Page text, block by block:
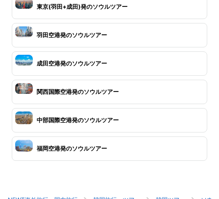
東京(羽田+成田)発のソウルツアー
羽田空港発のソウルツアー
成田空港発のソウルツアー
関西国際空港発のソウルツアー
中部国際空港発のソウルツアー
福岡空港発のソウルツアー